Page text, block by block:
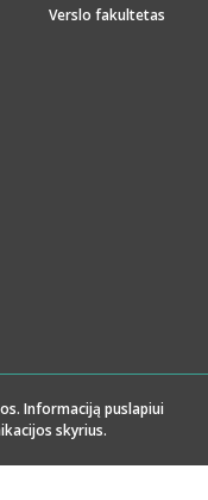
Verslo fakultetas
Informaciją puslapiui
skyrius.